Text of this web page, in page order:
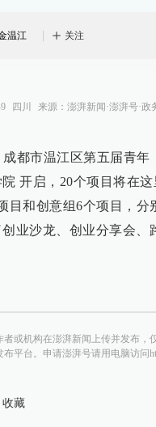
温江 关注
四川 来源： 澎湃新闻·澎湃号·政
成都市温江区第五届青
开启，20个项目将在
目和创意组6个项目，分
业沙龙、创业分享会、
者或机构在澎湃新闻上传并发布
平台。申请澎湃号请用电脑访问
收藏